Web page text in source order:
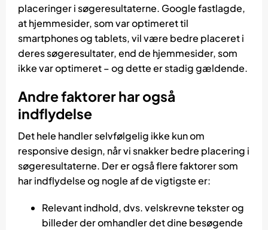
placeringer i søgeresultaterne. Google fastlagde,
at hjemmesider, som var optimeret til
smartphones og tablets, vil være bedre placeret i
deres søgeresultater, end de hjemmesider, som
ikke var optimeret – og dette er stadig gældende.
Andre faktorer har også
indflydelse
Det hele handler selvfølgelig ikke kun om
responsive design, når vi snakker bedre placering i
søgeresultaterne. Der er også flere faktorer som
har indflydelse og nogle af de vigtigste er:
Relevant indhold, dvs. velskrevne tekster og
billeder der omhandler det dine besøgende